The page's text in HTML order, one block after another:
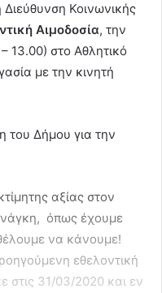
Κοινωνικής
Αιμοδοσία, την
13.00) στο Αθλητικό
με την κινητή
του Δήμου για την
αξίας στον
όπως έχουμε
να κάνουμε!
εθελοντική
στις 31/03/2020 και εν